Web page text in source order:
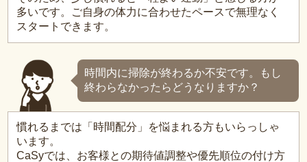
多いです。ご自身の体力に合わせたペースで無理なく
スタートできます。
時間内に掃除が終わるか不安です。もし
終わらなかったらどうなりますか？
慣れるまでは「時間配分」を悩まれる方もいらっしゃ
います。
CaSyでは、お客様との期待値調整や優先順位の付け方